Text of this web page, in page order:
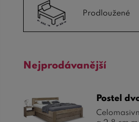
Prodloužené
Nejprodávanější
Postel